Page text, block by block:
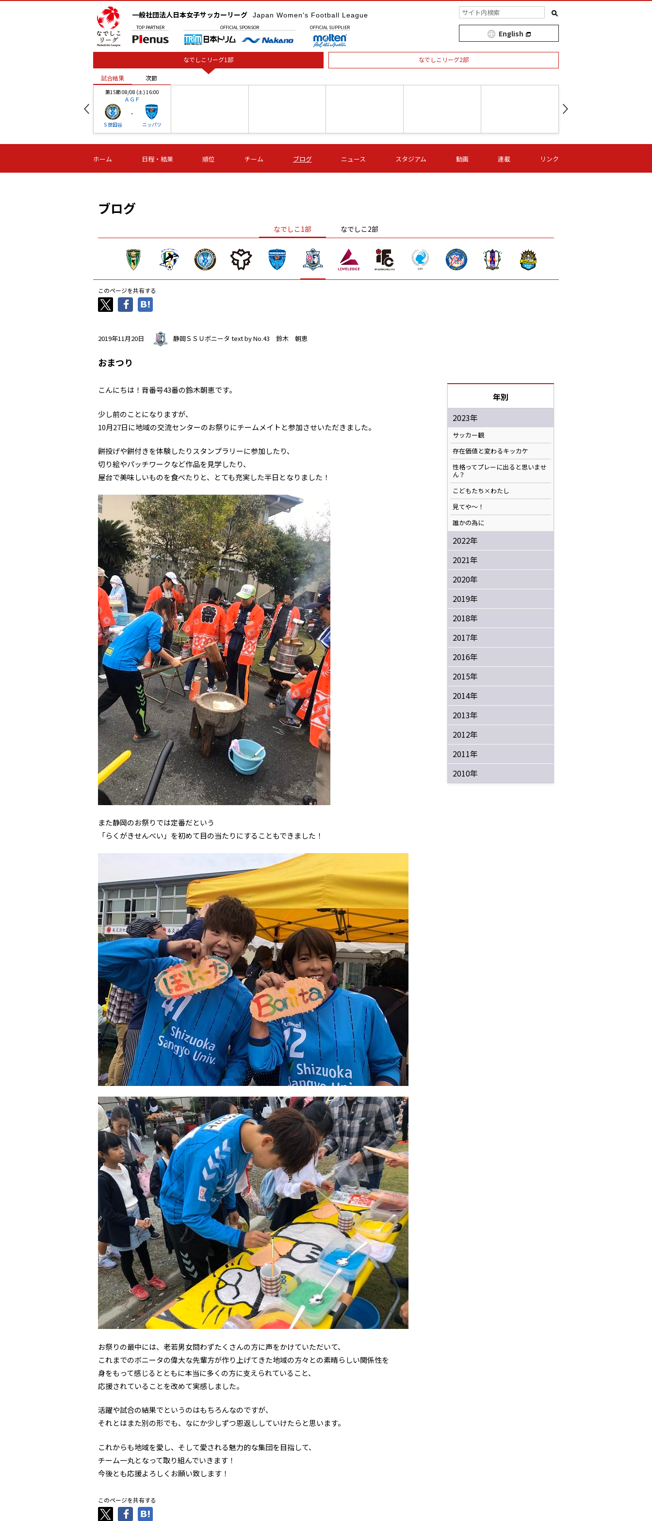
一般社団法人日本女子サッカーリーグ Japan Women's Football League
TOP PARTNER OFFICIAL SPONSOR OFFICIAL SUPPLIER
English
なでしこリーグ1部 なでしこリーグ2部
試合結果 次節
第15節 08/08 (土) 16:00
ＡＧＦ
Ｓ世田谷
-
ニッパツ
-
第16節 09/05 (土) 15:00
ニッパツ
-
第16節 09/05 (土) 15:00
石人の星
-
第16節 09/05 (土) 16:00
ＡＧＦ
-
いちご
-
第16節 09/06 (日) 15:00
-
第16節 09/06 (日) 15:00
- -
試合結果 次節
ホーム 日程・結果 順位 チーム ブログ ニュース スタジアム 動画 連載 リンク
ブログ
なでしこ1部 なでしこ2部
このページを共有する
2019年11月20日 静岡ＳＳＵボニータ text by No.43 鈴木 朝恵
おまつり
こんにちは！背番号43番の鈴木朝恵です。
少し前のことになりますが、
10月27日に地域の交流センターのお祭りにチームメイトと参加させいただきました。
餅投げや餅付きを体験したりスタンプラリーに参加したり、
切り絵やパッチワークなど作品を見学したり、
屋台で美味しいものを食べたりと、とても充実した半日となりました！
また静岡のお祭りでは定番だという
「らくがきせんべい」を初めて目の当たりにすることもできました！
お祭りの最中には、老若男女問わずたくさんの方に声をかけていただいて、
これまでのボニータの偉大な先輩方が作り上げてきた地域の方々との素晴らしい関係性を
身をもって感じるとともに本当に多くの方に支えられていること、
応援されていることを改めて実感しました。
活躍や試合の結果でというのはもちろんなのですが、
それとはまた別の形でも、なにか少しずつ恩返ししていけたらと思います。
これからも地域を愛し、そして愛される魅力的な集団を目指して、
チーム一丸となって取り組んでいきます！
今後とも応援よろしくお願い致します！
このページを共有する
年別
2023年
サッカー観
存在価値と変わるキッカケ
性格ってプレーに出ると思いませ
ん？
こどもたち×わたし
見てや～！
誰かの為に
2022年
2021年
2020年
2019年
2018年
2017年
2016年
2015年
2014年
2013年
2012年
2011年
2010年